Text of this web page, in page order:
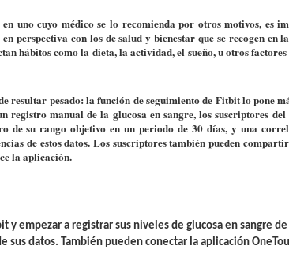
uno cuyo médico se lo recomienda por otros motivos, es
perspectiva con los de salud y bienestar que se recogen en
hábitos como la dieta, la actividad, el sueño, u otros factores
resultar pesado: la función de seguimiento de Fitbit lo pone
registro manual de la glucosa en sangre, los suscriptores
de su rango objetivo en un periodo de 30 días, y una
de estos datos. Los suscriptores también pueden
la aplicación.
empezar a registrar sus niveles de glucosa en sangre
datos. También pueden conectar la aplicación